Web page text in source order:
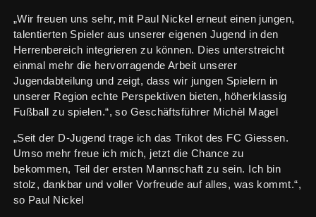
„Wir freuen uns sehr, mit Paul Nickel erneut einen jungen,
talentierten Spieler aus unserer eigenen Jugend in den
Herrenbereich integrieren zu können. Dies unterstreicht
einmal mehr die hervorragende Arbeit unserer
Jugendabteilung und zeigt, dass wir jungen Spielern in
unserer Region echte Perspektiven bieten, höherklassig
Fußball zu spielen.“, so Geschäftsführer Michèl Magel
„Seit der D-Jugend trage ich das Trikot des FC Giessen.
Umso mehr freue ich mich, jetzt die Chance zu
bekommen, Teil der ersten Mannschaft zu sein. Ich bin
stolz, dankbar und voller Vorfreude auf alles, was kommt.“,
so Paul Nickel